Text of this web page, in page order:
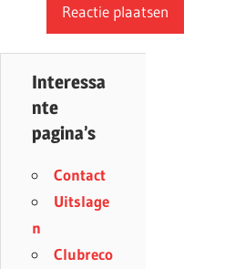
Interessa
nte
pagina’s
Contact
Uitslage
n
Clubreco